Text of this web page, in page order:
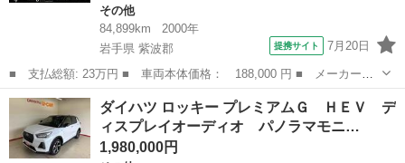
その他
84,899km
2000年
岩手県 紫波郡
提携サイト 7月20日
■ 支払総額: 23万円 ■ 車両本体価格： 188,000 円 ■ メーカー
名： ダイハツ ■ 車種名： アトレー ■ グレード名： ＣＬ ４
ＷＤ ５速マニュアル ■ 排気量： 660cc ■ ドア枚数： 5D ■ ミ
ッ...
岩手 紫波郡 その他
ダイハツ ロッキー プレミアムＧ ＨＥＶ デ
ィスプレイオーディオ パノラマモニ…
1,980,000円